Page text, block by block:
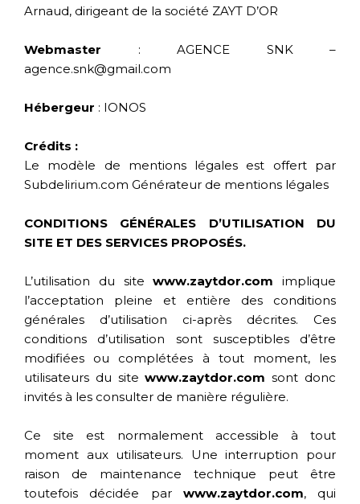
Arnaud, dirigeant de la société ZAYT D’OR
Webmaster : AGENCE SNK –
agence.snk@gmail.com
Hébergeur : IONOS
Crédits :
Le modèle de mentions légales est offert par
Subdelirium.com Générateur de mentions légales
CONDITIONS GÉNÉRALES D’UTILISATION DU
SITE ET DES SERVICES PROPOSÉS.
L’utilisation du sitewww.zaytdor.com implique
l’acceptation pleine et entière des conditions
générales d’utilisation ci-après décrites. Ces
conditions d’utilisation sont susceptibles d’être
modifiées ou complétées à tout moment, les
utilisateurs du sitewww.zaytdor.com sont donc
invités à les consulter de manière régulière.
Ce site est normalement accessible à tout
moment aux utilisateurs. Une interruption pour
raison de maintenance technique peut être
toutefois décidée par www.zaytdor.com, qui